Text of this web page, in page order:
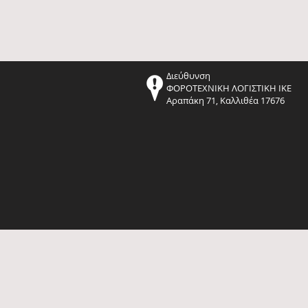
Διεύθυνση
ΦΟΡΟΤΕΧΝΙΚΗ ΛΟΓΙΣΤΙΚΗ ΙΚΕ
Αραπάκη 71, Καλλιθέα 17676